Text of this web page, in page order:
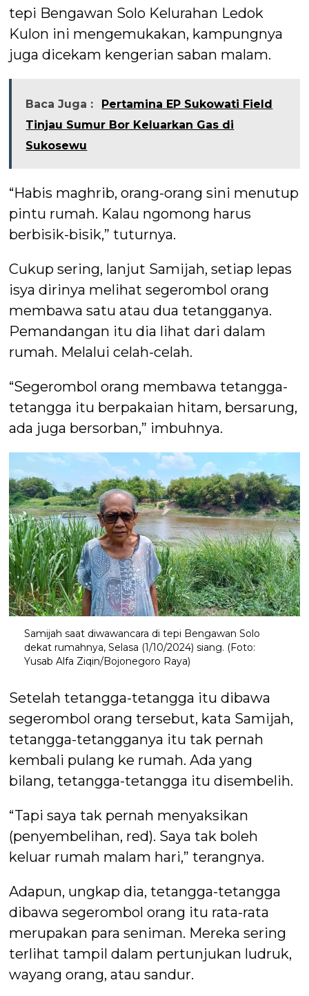
tepi Bengawan Solo Kelurahan Ledok
Kulon ini mengemukakan, kampungnya
juga dicekam kengerian saban malam.
Baca Juga :
Pertamina EP Sukowati Field
Tinjau Sumur Bor Keluarkan Gas di
Sukosewu
“Habis maghrib, orang-orang sini menutup
pintu rumah. Kalau ngomong harus
berbisik-bisik,” tuturnya.
Cukup sering, lanjut Samijah, setiap lepas
isya dirinya melihat segerombol orang
membawa satu atau dua tetangganya.
Pemandangan itu dia lihat dari dalam
rumah. Melalui celah-celah.
“Segerombol orang membawa tetangga-
tetangga itu berpakaian hitam, bersarung,
ada juga bersorban,” imbuhnya.
Samijah saat diwawancara di tepi Bengawan Solo
dekat rumahnya, Selasa (1/10/2024) siang. (Foto:
Yusab Alfa Ziqin/Bojonegoro Raya)
Setelah tetangga-tetangga itu dibawa
segerombol orang tersebut, kata Samijah,
tetangga-tetangganya itu tak pernah
kembali pulang ke rumah. Ada yang
bilang, tetangga-tetangga itu disembelih.
“Tapi saya tak pernah menyaksikan
(penyembelihan, red). Saya tak boleh
keluar rumah malam hari,” terangnya.
Adapun, ungkap dia, tetangga-tetangga
dibawa segerombol orang itu rata-rata
merupakan para seniman. Mereka sering
terlihat tampil dalam pertunjukan ludruk,
wayang orang, atau sandur.